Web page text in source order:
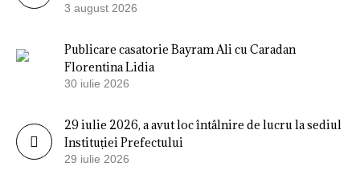
3 august 2026
Publicare casatorie Bayram Ali cu Caradan
Florentina Lidia
30 iulie 2026
29 iulie 2026, a avut loc întâlnire de lucru la sediul
Instituției Prefectului
29 iulie 2026